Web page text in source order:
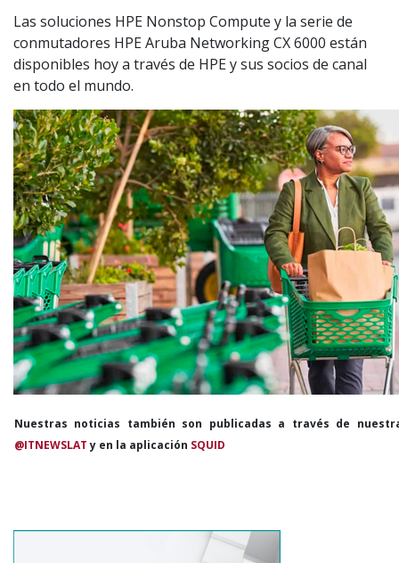
Las soluciones HPE Nonstop Compute y la serie de
conmutadores HPE Aruba Networking CX 6000 están
disponibles hoy a través de HPE y sus socios de canal
en todo el mundo.
Nuestras noticias también son publicadas a través de
@ITNEWSLATy en la aplicación SQUID